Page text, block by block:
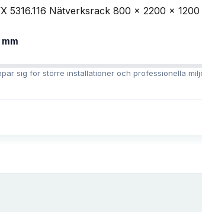
sig för större installationer och professionella